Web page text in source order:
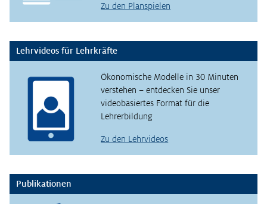
Zu den Planspielen
Lehrvideos für Lehrkräfte
Ökonomische Modelle in 30 Minuten
verstehen – entdecken Sie unser
videobasiertes Format für die
Lehrerbildung
Zu den Lehrvideos
Publikationen